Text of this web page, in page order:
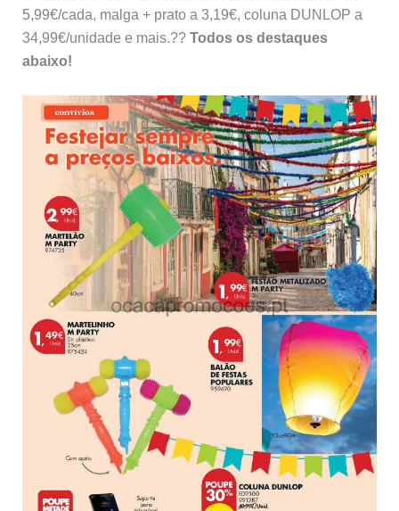
5,99€/cada, malga + prato a 3,19€, coluna DUNLOP a
34,99€/unidade e mais.?? Todos os destaques
abaixo!